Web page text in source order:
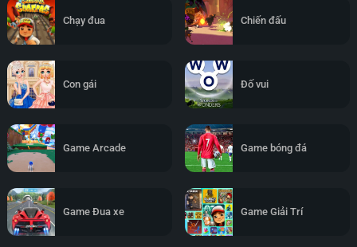
Chạy đua Chiến đấu
Con gái Đố vui
Game Arcade Game bóng đá
Game Đua xe Game Giải Trí